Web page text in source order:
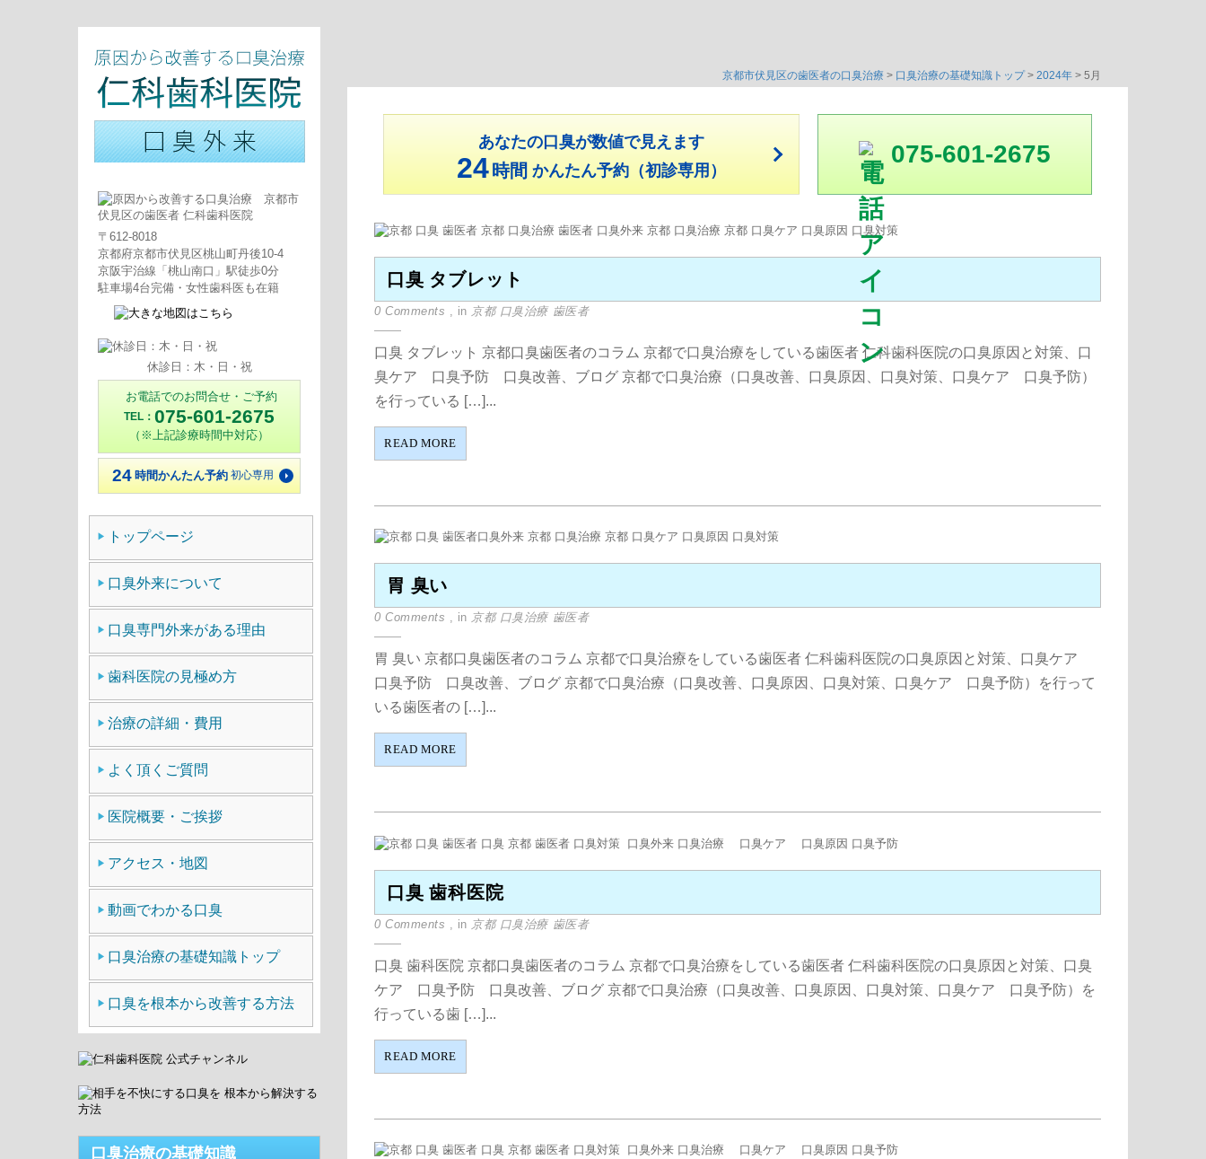
〒612-8018
京都府京都市伏見区桃山町丹後10-4
京阪宇治線「桃山南口」駅徒歩0分
駐車場4台完備・女性歯科医も在籍
休診日：木・日・祝
お電話でのお問合せ・ご予約
TEL： 075-601-2675
（※上記診療時間中対応）
24 時間かんたん予約 初心専用
トップページ
口臭外来について
口臭専門外来がある理由
歯科医院の見極め方
治療の詳細・費用
よく頂くご質問
医院概要・ご挨拶
アクセス・地図
動画でわかる口臭
口臭治療の基礎知識トップ
口臭を根本から改善する方法
口臭治療の基礎知識
京都市伏見区の歯医者の口臭治療 > 口臭治療の基礎知識トップ> 2024年 > 5月
あなたの口臭が数値で見えます
24時間 かんたん予約（初診専用）
075-601-2675
口臭 タブレット
0 Comments , in 京都 口臭治療 歯医者
口臭 タブレット 京都口臭歯医者のコラム 京都で口臭治療をしている歯医者 仁科歯科医院の口臭原因と対策、口
臭ケア 口臭予防 口臭改善、ブログ 京都で口臭治療（口臭改善、口臭原因、口臭対策、口臭ケア 口臭予防）
を行っている […]...
READ MORE
胃 臭い
0 Comments , in 京都 口臭治療 歯医者
胃 臭い 京都口臭歯医者のコラム 京都で口臭治療をしている歯医者 仁科歯科医院の口臭原因と対策、口臭ケア
口臭予防 口臭改善、ブログ 京都で口臭治療（口臭改善、口臭原因、口臭対策、口臭ケア 口臭予防）を行って
いる歯医者の […]...
READ MORE
口臭 歯科医院
0 Comments , in 京都 口臭治療 歯医者
口臭 歯科医院 京都口臭歯医者のコラム 京都で口臭治療をしている歯医者 仁科歯科医院の口臭原因と対策、口臭
ケア 口臭予防 口臭改善、ブログ 京都で口臭治療（口臭改善、口臭原因、口臭対策、口臭ケア 口臭予防）を
行っている歯 […]...
READ MORE